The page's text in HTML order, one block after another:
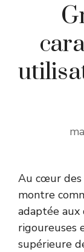
Au cœur des
montre
adaptée aux
rigoureuses
supérieure